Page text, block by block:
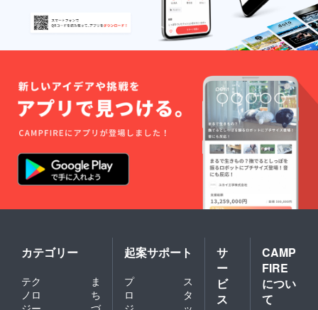
カテゴリー
テク
ノロ
ま
ち
起案サポート
プ
ロ
ス
タ
サ
ー
ビ
ス
CAMP
FIRE
につい
て